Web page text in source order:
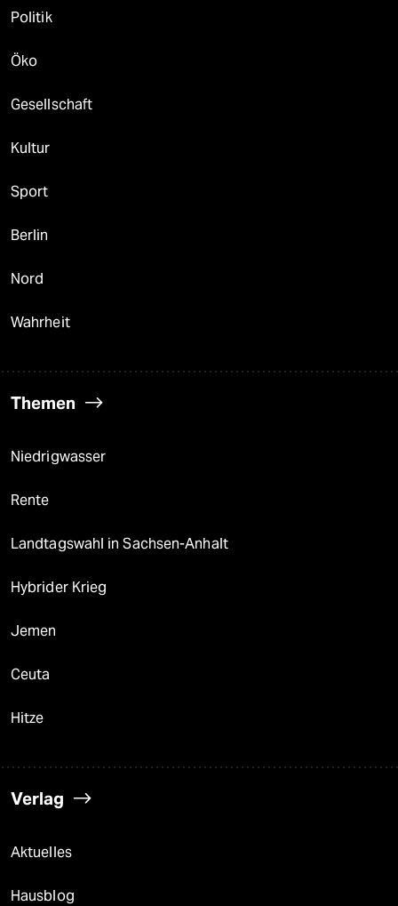
Politik
Öko
Gesellschaft
Kultur
Sport
Berlin
Nord
Wahrheit
Themen
Niedrigwasser
Rente
Landtagswahl in Sachsen-Anhalt
Hybrider Krieg
Jemen
Ceuta
Hitze
Verlag
Aktuelles
Hausblog